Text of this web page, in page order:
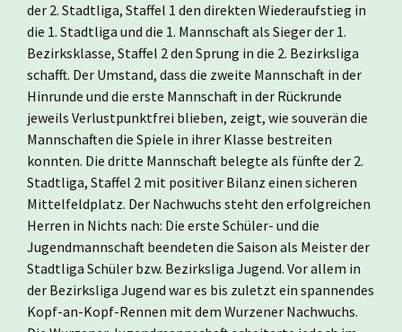
der 2. Stadtliga, Staffel 1 den direkten Wiederaufstieg in
die 1. Stadtliga und die 1. Mannschaft als Sieger der 1.
Bezirksklasse, Staffel 2 den Sprung in die 2. Bezirksliga
schafft. Der Umstand, dass die zweite Mannschaft in der
Hinrunde und die erste Mannschaft in der Rückrunde
jeweils Verlustpunktfrei blieben, zeigt, wie souverän die
Mannschaften die Spiele in ihrer Klasse bestreiten
konnten. Die dritte Mannschaft belegte als fünfte der 2.
Stadtliga, Staffel 2 mit positiver Bilanz einen sicheren
Mittelfeldplatz. Der Nachwuchs steht den erfolgreichen
Herren in Nichts nach: Die erste Schüler- und die
Jugendmannschaft beendeten die Saison als Meister der
Stadtliga Schüler bzw. Bezirksliga Jugend. Vor allem in
der Bezirksliga Jugend war es bis zuletzt ein spannendes
Kopf-an-Kopf-Rennen mit dem Wurzener Nachwuchs.